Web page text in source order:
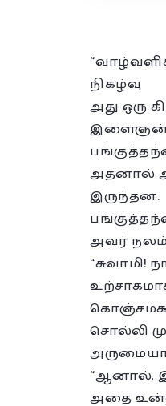
நிகழ்வு
அது ஒரு
இளைஞன்
அதனால்
இருந்தன.
அவர் நலம்
சொல்லி
“ஆனால்,
அதை